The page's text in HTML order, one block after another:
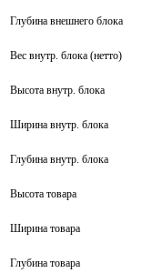
Глубина внешнего блока
Вес внутр. блока (нетто)
Высота внутр. блока
Ширина внутр. блока
Глубина внутр. блока
Высота товара
Ширина товара
Глубина товара